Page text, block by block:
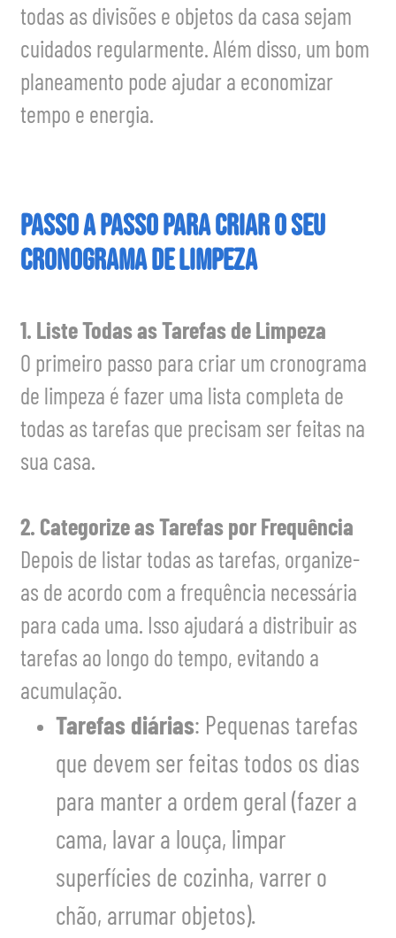
todas as divisões e objetos da casa sejam
cuidados regularmente. Além disso, um bom
planeamento pode ajudar a economizar
tempo e energia.
Passo a Passo para Criar o Seu
Cronograma de Limpeza
1. Liste Todas as Tarefas de Limpeza
O primeiro passo para criar um cronograma
de limpeza é fazer uma lista completa de
todas as tarefas que precisam ser feitas na
sua casa.
2. Categorize as Tarefas por Frequência
Depois de listar todas as tarefas, organize-
as de acordo com a frequência necessária
para cada uma. Isso ajudará a distribuir as
tarefas ao longo do tempo, evitando a
acumulação.
Tarefas diárias: Pequenas tarefas
que devem ser feitas todos os dias
para manter a ordem geral (fazer a
cama, lavar a louça, limpar
superfícies de cozinha, varrer o
chão, arrumar objetos).